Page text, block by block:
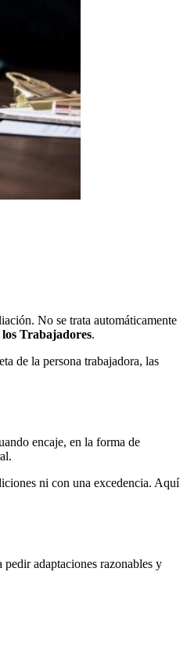
No se trata automáticamente
Trabajadores.
de la persona trabajadora, las
encaje, en la forma de
ni con una excedencia. Aquí
adaptaciones razonables y